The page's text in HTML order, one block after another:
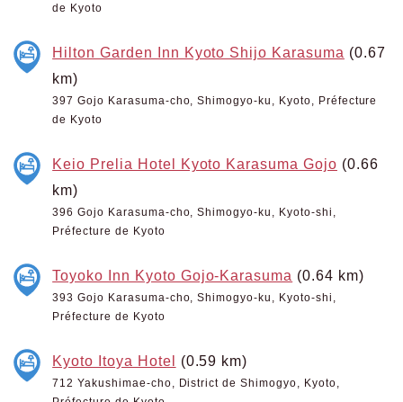
de Kyoto
Hilton Garden Inn Kyoto Shijo Karasuma (0.67
km)
397 Gojo Karasuma-cho, Shimogyo-ku, Kyoto, Préfecture
de Kyoto
Keio Prelia Hotel Kyoto Karasuma Gojo (0.66
km)
396 Gojo Karasuma-cho, Shimogyo-ku, Kyoto-shi,
Préfecture de Kyoto
Toyoko Inn Kyoto Gojo-Karasuma (0.64 km)
393 Gojo Karasuma-cho, Shimogyo-ku, Kyoto-shi,
Préfecture de Kyoto
Kyoto Itoya Hotel (0.59 km)
712 Yakushimae-cho, District de Shimogyo, Kyoto,